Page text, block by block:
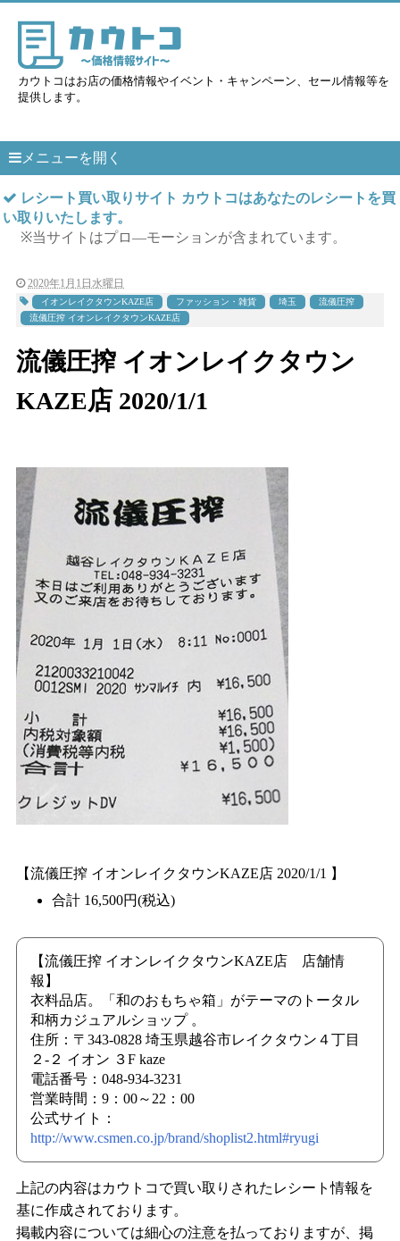
カウトコはお店の価格情報やイベント・キャンペーン、セール情報等を
提供します。
メニューを開く
レシート買い取りサイト カウトコはあなたのレシートを買
い取りいたします。
※当サイトはプロ―モーションが含まれています。
2020年1月1日水曜日
イオンレイクタウンKAZE店 ファッション・雑貨 埼玉
流儀圧搾
流儀圧搾 イオンレイクタウンKAZE店
流儀圧搾 イオンレイクタウン
KAZE店 2020/1/1
【流儀圧搾 イオンレイクタウンKAZE店 2020/1/1 】
合計 16,500円(税込)
【流儀圧搾 イオンレイクタウンKAZE店 店舗情
報】
衣料品店。「和のおもちゃ箱」がテーマのトータル
和柄カジュアルショップ 。
住所：〒343-0828 埼玉県越谷市レイクタウン４丁目
２-２ イオン ３F kaze
電話番号：048-934-3231
営業時間：9：00～22：00
公式サイト：
http://www.csmen.co.jp/brand/shoplist2.html#ryugi
上記の内容はカウトコで買い取りされたレシート情報を
基に作成されております。
掲載内容については細心の注意を払っておりますが、掲